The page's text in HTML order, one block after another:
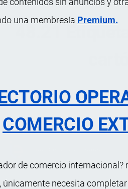
una membresía Premium.
COMERCIO
de comercio internacional?
únicamente necesita
48.21
ÍNDICE DE